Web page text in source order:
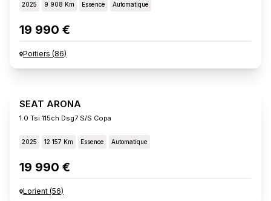
2025 9 908 Km Essence Automatique
19 990 €
Poitiers (86)
SEAT ARONA
1.0 Tsi 115ch Dsg7 S/s Copa
2025 12 157 Km Essence Automatique
19 990 €
Lorient (56)